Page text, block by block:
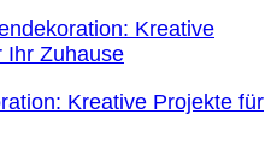
Kreative Projekte für